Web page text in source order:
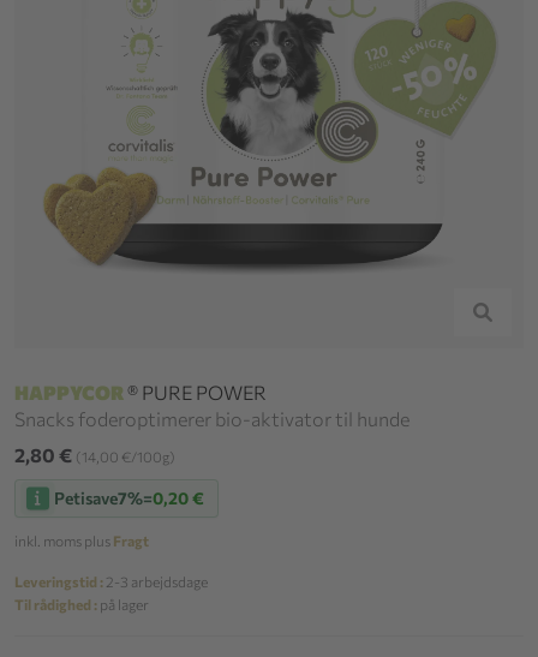
HAPPYCOR ® PURE POWER
Snacks foderoptimerer bio-aktivator til hunde
2,80 € (14,00 €/100g)
Petisave7%=0,20 €
inkl. moms plus Fragt
Leveringstid : 2-3 arbejdsdage
Til rådighed : på lager